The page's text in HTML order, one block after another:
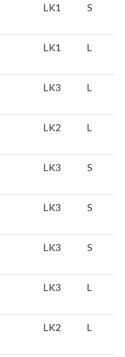
LK1 S
LK1 L
LK3 L
LK2 L
LK3 S
LK3 S
LK3 S
LK3 L
LK2 L